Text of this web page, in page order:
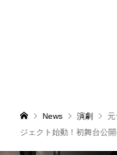
News 演劇
元
ジェクト始動！初舞台公